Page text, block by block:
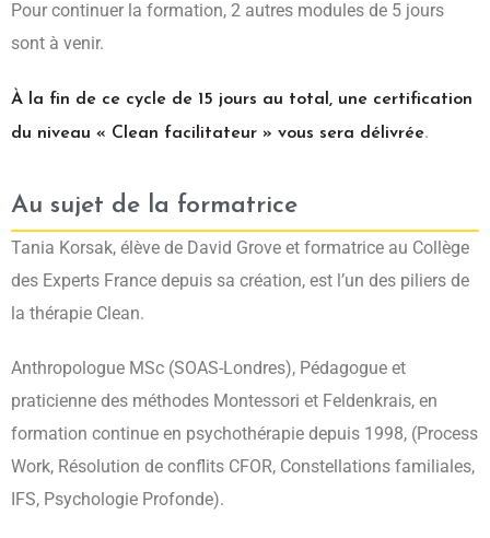
Pour continuer la formation, 2 autres modules de 5 jours
sont à venir.
À la fin de ce cycle de 15 jours au total, une certification
du niveau « Clean facilitateur » vous sera délivrée.
Au sujet de la formatrice
Tania Korsak, élève de David Grove et formatrice au Collège
des Experts France depuis sa création, est l’un des piliers de
la thérapie Clean.
Anthropologue MSc (SOAS-Londres), Pédagogue et
praticienne des méthodes Montessori et Feldenkrais, en
formation continue en psychothérapie depuis 1998, (Process
Work, Résolution de conflits CFOR, Constellations familiales,
IFS, Psychologie Profonde).